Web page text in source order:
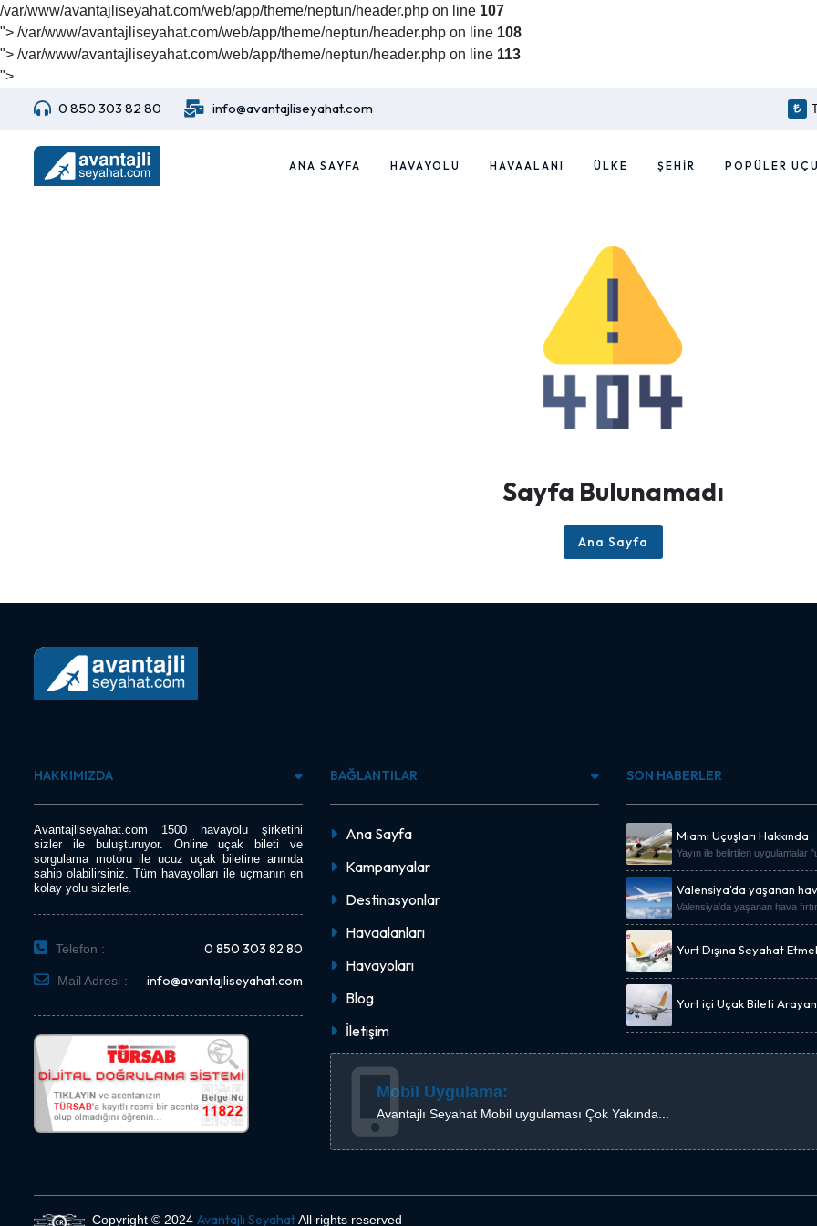
/var/www/avantajliseyahat.com/web/app/theme/neptun/header.php on line 107
"> /var/www/avantajliseyahat.com/web/app/theme/neptun/header.php on line 108
"> /var/www/avantajliseyahat.com/web/app/theme/neptun/header.php on line 113
">
0 850 303 82 80 info@avantajliseyahat.com
ANA SAYFA HAVAYOLU HAVAALANI ÜLKE ŞEHIR POPÜLER
Sayfa Bulunamadı
Ana Sayfa
HAKKIMIZDA
Avantajliseyahat.com 1500 havayolu şirketini
sizler ile buluşturuyor. Online uçak bileti ve
sorgulama motoru ile ucuz uçak biletine anında
sahip olabilirsiniz. Tüm havayolları ile uçmanın en
kolay yolu sizlerle.
Telefon : 0 850 303 82 80
Mail Adresi : info@avantajliseyahat.com
BAĞLANTILAR
Ana Sayfa
Kampanyalar
Destinasyonlar
Havaalanları
Havayoları
Blog
İletişim
SON HABERLER
Miami Uçuşları Hakkında
Yayın ile belirtilen uygulamalar
Valensiya'da yaşanan
Valensiya'da yaşanan hava
Yurt Dışına Seyahat
Yurt içi Uçak Bileti
Mobil Uygulama:
Avantajlı Seyahat Mobil uygulaması Çok Yakında...
Copyright © 2024 Avantajlı SeyahatAll rights reserved